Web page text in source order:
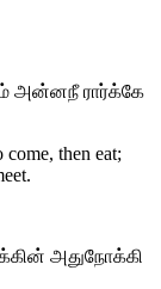
அன்னநீ ரார்க்கே
then eat;
அதுநோக்கி